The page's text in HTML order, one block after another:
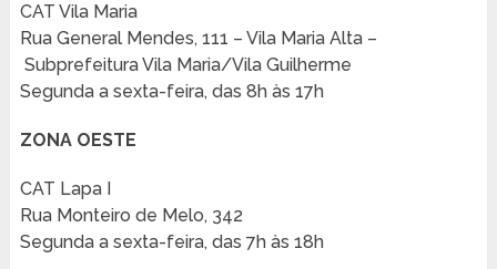
CAT Vila Maria
Rua General Mendes, 111 – Vila Maria Alta –
Subprefeitura Vila Maria/Vila Guilherme
Segunda a sexta-feira, das 8h às 17h
ZONA OESTE
CAT Lapa I
Rua Monteiro de Melo, 342
Segunda a sexta-feira, das 7h às 18h